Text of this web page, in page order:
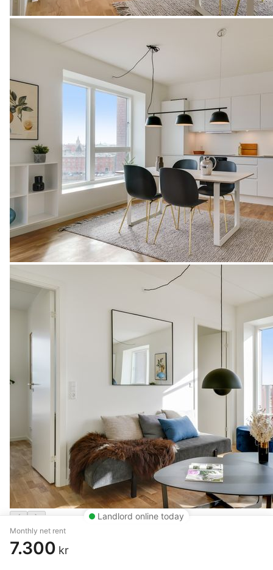
Landlord online today
Monthly net rent
7.300 kr
3 rm. apartment of 68 m²